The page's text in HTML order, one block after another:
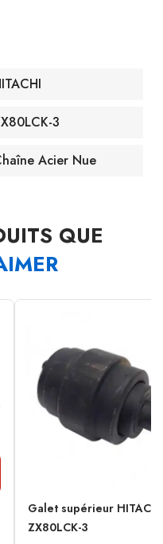
3
Acier Nue
QUE
Galet supérieur HITACHI
ZX80LCK-3